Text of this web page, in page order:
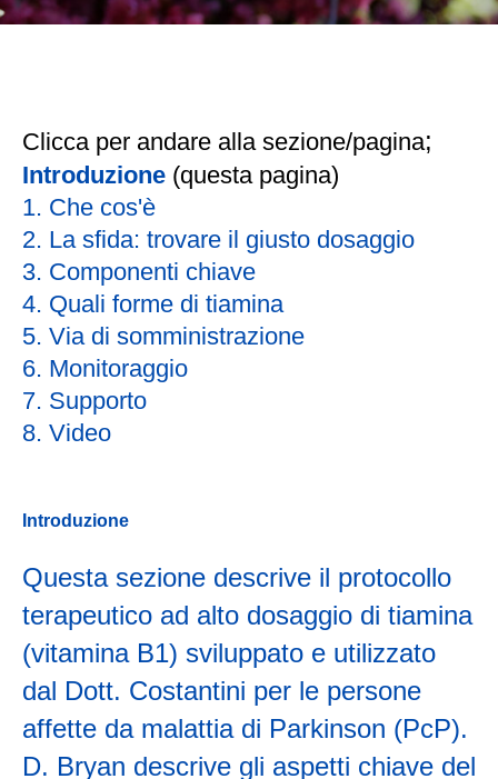
Clicca per andare alla sezione/pagina;
Introduzione (questa pagina)
1. Che cos'è
2. La sfida: trovare il giusto dosaggio
3. Componenti chiave
4. Quali forme di tiamina
5. Via di somministrazione
6. Monitoraggio
7. Supporto
8. Video
Introduzione
Questa sezione descrive il protocollo
terapeutico ad alto dosaggio di tiamina
(vitamina B1) sviluppato e utilizzato
dal Dott. Costantini per le persone
affette da malattia di Parkinson (PcP).
D. Bryan descrive gli aspetti chiave del